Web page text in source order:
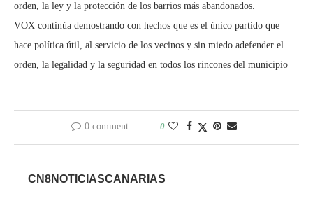
orden, la ley y la protección de los barrios más abandonados.
VOX continúa demostrando con hechos que es el único partido que
hace política útil, al servicio de los vecinos y sin miedo adefender el
orden, la legalidad y la seguridad en todos los rincones del municipio
0 comment 0
CN8NOTICIASCANARIAS